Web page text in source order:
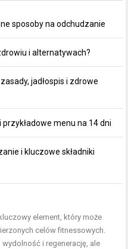
sposoby na odchudzanie
i alternatywach?
jadłospis i zdrowe
przykładowe menu na 14 dni
i kluczowe składniki
element, który może
celów fitnessowych.
i regenerację, ale